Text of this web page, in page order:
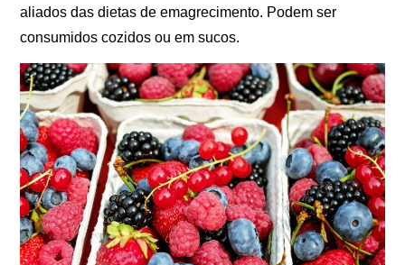
aliados das dietas de emagrecimento. Podem ser
consumidos cozidos ou em sucos.